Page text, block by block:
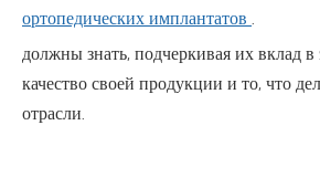
ортопедических имплантатов .
должны знать, подчеркивая их вклад в
качество своей продукции и то, что
отрасли.